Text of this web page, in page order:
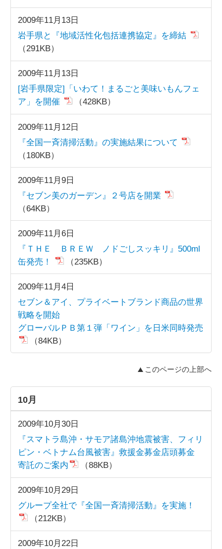
2009年11月13日
岩手県と『地域活性化包括連携協定』を締結
（291KB）
2009年11月13日
[岩手県限定]「いわて！まるごと美味いもんフェ
ア」を開催
（428KB）
2009年11月12日
『全国一斉清掃活動』の実施結果について
（180KB）
2009年11月9日
『セブン美のガーデン』２号店を開業
（64KB）
2009年11月6日
『ＴＨＥ ＢＲＥＷ ノドごしスッキリ』500ml
缶発売！
（235KB）
2009年11月4日
セブン＆アイ、プライベートブランド商品の世界
戦略を開始
グローバルＰＢ第１弾「ワイン」を日米同時発売
（84KB）
このページの上部へ
10月
2009年10月30日
『スマトラ島沖・サモア諸島沖地震被害、フィリ
ピン・ベトナム台風被害』救援金募金店頭募金
寄託のご案内
（88KB）
2009年10月29日
グループ全社で『全国一斉清掃活動』を実施！
（212KB）
2009年10月22日